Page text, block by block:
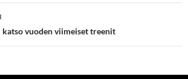
vuoden viimeiset treenit